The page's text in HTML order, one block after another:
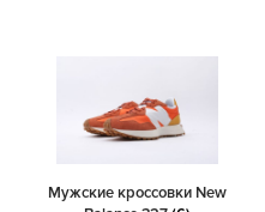
Мужские кроссовки New